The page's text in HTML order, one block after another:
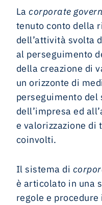
Lacorporate
tenuto conto della
dell’attività svolta
al perseguimento
della creazione di
un orizzonte di
perseguimento del
dell’impresa ed
e valorizzazione di
coinvolti.
Il sistema di
è articolato in una
regole e